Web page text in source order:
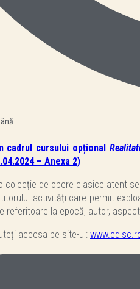
cadrul cursului opțional
– Anexa 2)
colecție de opere clasice atent
activități care permit
referitoare la epocă, autor,
accesa pe site-ul: